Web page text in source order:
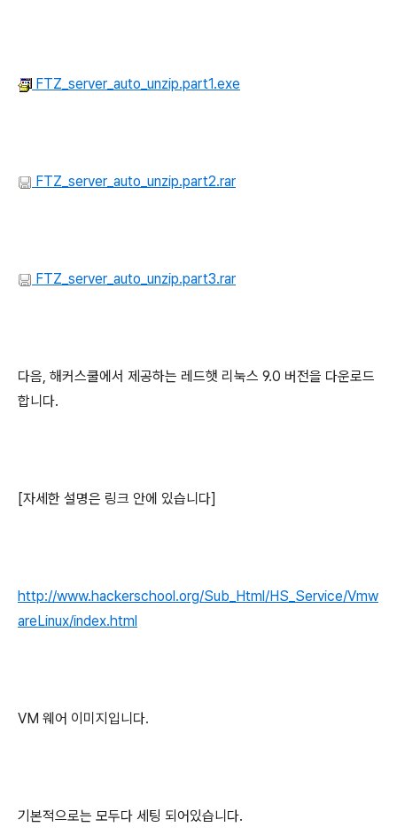
FTZ_server_auto_unzip.part1.exe
FTZ_server_auto_unzip.part2.rar
FTZ_server_auto_unzip.part3.rar
다음, 해커스쿨에서 제공하는 레드햇 리눅스 9.0 버전을 다운로드
합니다.
[자세한 설명은 링크 안에 있습니다]
http://www.hackerschool.org/Sub_Html/HS_Service/Vmw
areLinux/index.html
VM 웨어 이미지입니다.
기본적으로는 모두다 세팅 되어있습니다.